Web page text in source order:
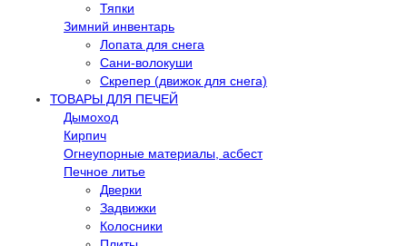
Тяпки
Зимний инвентарь
Лопата для снега
Сани-волокуши
Скрепер (движок для снега)
ТОВАРЫ ДЛЯ ПЕЧЕЙ
Дымоход
Кирпич
Огнеупорные материалы, асбест
Печное литье
Дверки
Задвижки
Колосники